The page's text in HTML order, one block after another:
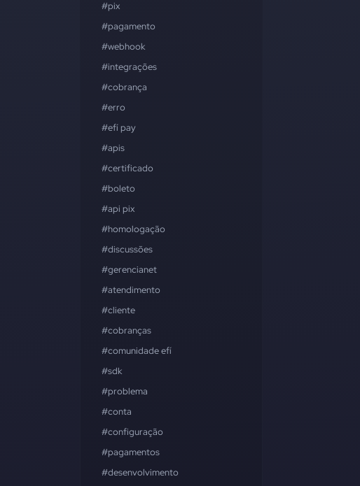
#pix
#pagamento
#webhook
#integrações
#cobrança
#erro
#efí pay
#apis
#certificado
#boleto
#api pix
#homologação
#discussões
#gerencianet
#atendimento
#cliente
#cobranças
#comunidade efí
#sdk
#problema
#conta
#configuração
#pagamentos
#desenvolvimento